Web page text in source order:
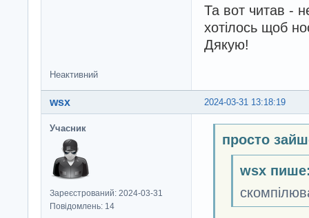
Та вот читав -
хотілось щоб
Дякую!
Неактивний
2024-03-31 13:18:19
wsx
Учасник
Зареєстрований: 2024-03-31
Повідомлень: 14
просто
wsx